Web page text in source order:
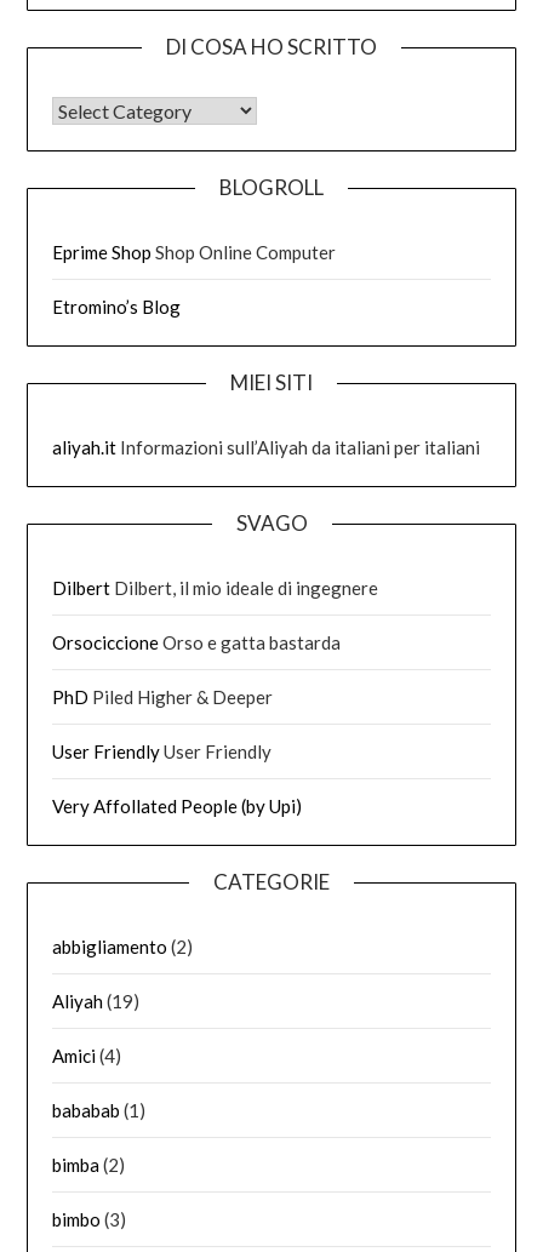
DI COSA HO SCRITTO
DI COSA HO SCRITTO
BLOGROLL
Eprime Shop Shop Online Computer
Etromino’s Blog
MIEI SITI
aliyah.it Informazioni sull’Aliyah da italiani per italiani
SVAGO
Dilbert Dilbert, il mio ideale di ingegnere
OrsociccioneOrso e gatta bastarda
PhD Piled Higher & Deeper
User FriendlyUser Friendly
Very Affollated People (by Upi)
CATEGORIE
abbigliamento (2)
Aliyah(19)
Amici(4)
bababab (1)
bimba(2)
bimbo (3)